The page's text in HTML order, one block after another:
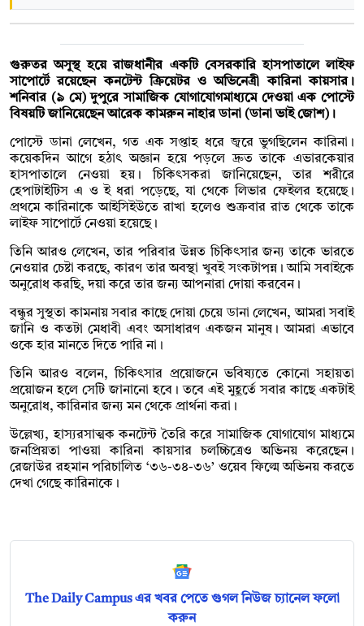
গুরুতর অসুস্থ হয়ে রাজধানীর একটি বেসরকারি হাসপাতালে লাইফ
সাপোর্টে রয়েছেন কনটেন্ট ক্রিয়েটর ও অভিনেত্রী কারিনা কায়সার।
শনিবার (৯ মে) দুপুরে সামাজিক যোগাযোগমাধ্যমে দেওয়া এক পোস্টে
বিষয়টি জানিয়েছেন আরেক কামরুন নাহার ডানা (ডানা ভাই জোশ)।
পোস্টে ডানা লেখেন, গত এক সপ্তাহ ধরে জ্বরে ভুগছিলেন কারিনা।
কয়েকদিন আগে হঠাৎ অজ্ঞান হয়ে পড়লে দ্রুত তাকে এভারকেয়ার
হাসপাতালে নেওয়া হয়। চিকিৎসকরা জানিয়েছেন, তার শরীরে
হেপাটাইটিস এ ও ই ধরা পড়েছে, যা থেকে লিভার ফেইলর হয়েছে।
প্রথমে কারিনাকে আইসিইউতে রাখা হলেও শুক্রবার রাত থেকে তাকে
লাইফ সাপোর্টে নেওয়া হয়েছে।
তিনি আরও লেখেন, তার পরিবার উন্নত চিকিৎসার জন্য তাকে ভারতে
নেওয়ার চেষ্টা করছে, কারণ তার অবস্থা খুবই সংকটাপন্ন। আমি সবাইকে
অনুরোধ করছি, দয়া করে তার জন্য আপনারা দোয়া করবেন।
বন্ধুর সুস্থতা কামনায় সবার কাছে দোয়া চেয়ে ডানা লেখেন, আমরা সবাই
জানি ও কতটা মেধাবী এবং অসাধারণ একজন মানুষ। আমরা এভাবে
ওকে হার মানতে দিতে পারি না।
তিনি আরও বলেন, চিকিৎসার প্রয়োজনে ভবিষ্যতে কোনো সহায়তা
প্রয়োজন হলে সেটি জানানো হবে। তবে এই মুহূর্তে সবার কাছে একটাই
অনুরোধ, কারিনার জন্য মন থেকে প্রার্থনা করা।
উল্লেখ্য, হাস্যরসাত্মক কনটেন্ট তৈরি করে সামাজিক যোগাযোগ মাধ্যমে
জনপ্রিয়তা পাওয়া কারিনা কায়সার চলচ্চিত্রেও অভিনয় করেছেন।
রেজাউর রহমান পরিচালিত ‘৩৬-৩৪-৩৬’ ওয়েব ফিল্মে অভিনয় করতে
দেখা গেছে কারিনাকে।
The Daily Campus এর খবর পেতে গুগল নিউজ চ্যানেল ফলো
করুন